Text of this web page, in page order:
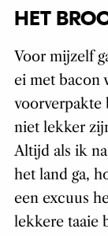
HET
Voor mijzelf
ei met bacon
voorverpakte
niet lekker
Altijd als ik
het land ga,
een excuus
lekkere taaie